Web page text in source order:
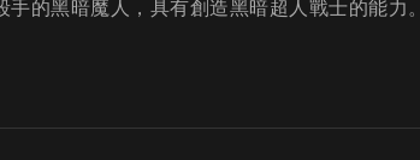
的黑暗魔人，具有創造黑暗超人戰士的能力。